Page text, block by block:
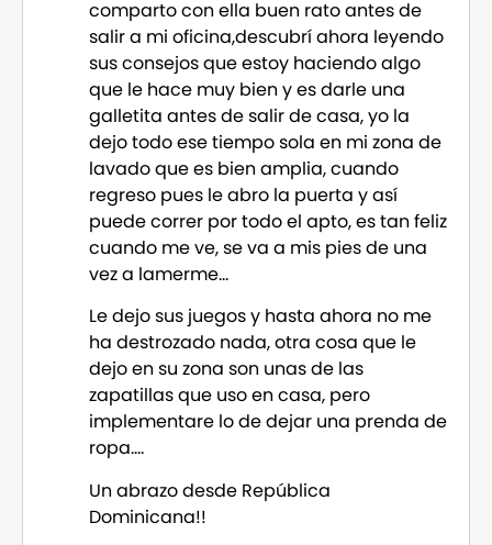
comparto con ella buen rato antes de
salir a mi oficina,descubrí ahora leyendo
sus consejos que estoy haciendo algo
que le hace muy bien y es darle una
galletita antes de salir de casa, yo la
dejo todo ese tiempo sola en mi zona de
lavado que es bien amplia, cuando
regreso pues le abro la puerta y así
puede correr por todo el apto, es tan feliz
cuando me ve, se va a mis pies de una
vez a lamerme…
Le dejo sus juegos y hasta ahora no me
ha destrozado nada, otra cosa que le
dejo en su zona son unas de las
zapatillas que uso en casa, pero
implementare lo de dejar una prenda de
ropa….
Un abrazo desde República
Dominicana!!